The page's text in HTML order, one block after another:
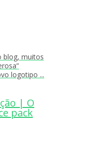
blog, muitos
logotipo ...
| O
pack